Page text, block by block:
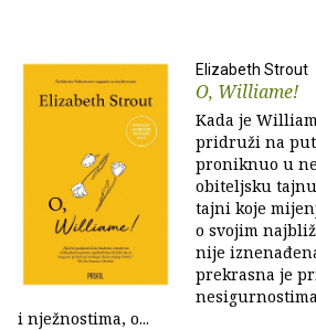
Elizabeth Strout
O, Williame!
Kada je
pridruži na
proniknuo u
obiteljsku
tajni koje
o svojim
nije
prekrasna je
i nježnostima, o...